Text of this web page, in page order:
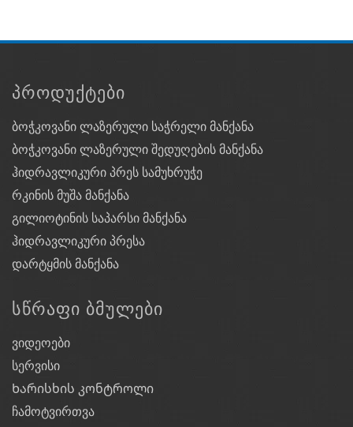
ᲞᲠᲝᲓᲣᲥᲢᲔᲑᲘ
ბოჭკოვანი ლაზერული საჭრელი მანქანა
ბოჭკოვანი ლაზერული შედუღების მანქანა
ჰიდრავლიკური პრეს სამუხრუჭე
რკინის მუშა მანქანა
გილიოტინის საპარსი მანქანა
ჰიდრავლიკური პრესა
დარტყმის მანქანა
ᲡᲬᲠᲐᲤᲘ ᲑᲛᲣᲚᲔᲑᲘ
ვიდეოები
სერვისი
Ხარისხის კონტროლი
ჩამოტვირთვა